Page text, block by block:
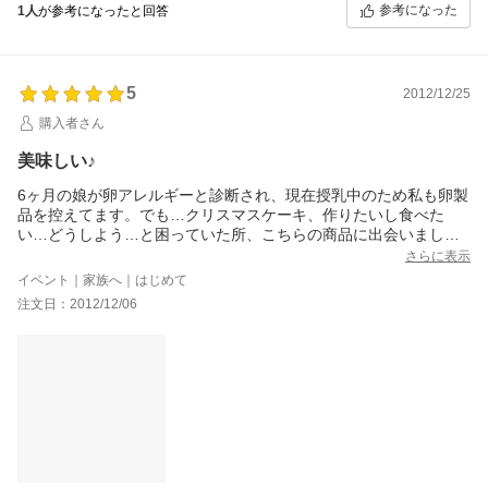
1人が参考になったと回答 参考になった
5
2012/12/25
購入者さん
美味しい♪
6ヶ月の娘が卵アレルギーと診断され、現在授乳中のため私も卵製
品を控えてます。でも…クリスマスケーキ、作りたいし食べた
い…どうしよう…と困っていた所、こちらの商品に出会いました&
#8252;卵なし…ましてや冷凍したスポンジケーキなんて食べたこ
となかったので、解凍したらベシャッとなるのかなと不安でした
が、ふわふわ♪厚みもあり、3枚スライスも余裕です。味も美味し
い♪またリピートしたいと思います&#8252;ありがとうございまし
さらに表示
イベント｜家族へ｜はじめて
注文日：2012/12/06